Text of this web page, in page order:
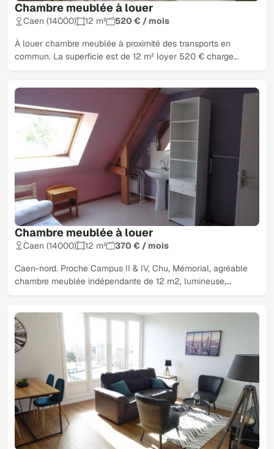
Chambre meublée à louer
Caen (14000) 12 m² 520 € / mois
À louer chambre meublée à proximité des transports en
commun. La superficie est de 12 m² loyer 520 € charge…
Chambre meublée à louer
Caen (14000) 12 m² 370 € / mois
Caen-nord. Proche Campus II & IV, Chu, Mémorial, agréable
chambre meublée indépendante de 12 m2, lumineuse,…